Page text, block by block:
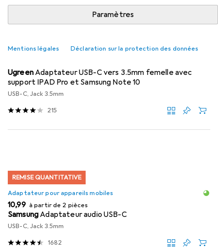
Paramètres
Mentions légales Déclaration sur la protection des données
Adaptateur pour appareils mobiles
UgreenAdaptateur USB-C vers 3.5mm femelle avec
support IPAD Pro et Samsung Note 10
USB-C, Jack 3.5mm
215
REMISE QUANTITATIVE
Adaptateur pour appareils mobiles
EUR
10,99 à partir de 2 pièces
SamsungAdaptateur audio USB-C
USB-C, Jack 3.5mm
1682